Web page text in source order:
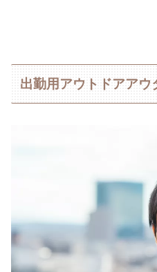
出勤用アウトドアアウ